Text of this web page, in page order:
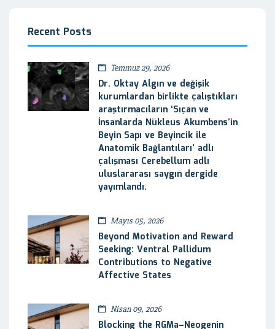
Recent Posts
Temmuz 29, 2026
Dr. Oktay Algın ve değişik
kurumlardan birlikte çalıştıkları
araştırmacıların ‘Sıçan ve
İnsanlarda Nükleus Akumbens’in
Beyin Sapı ve Beyincik ile
Anatomik Bağlantıları’ adlı
çalışması Cerebellum adlı
uluslararası saygın dergide
yayımlandı.
Mayıs 05, 2026
Beyond Motivation and Reward
Seeking: Ventral Pallidum
Contributions to Negative
Affective States
Nisan 09, 2026
Blocking the RGMa–Neogenin